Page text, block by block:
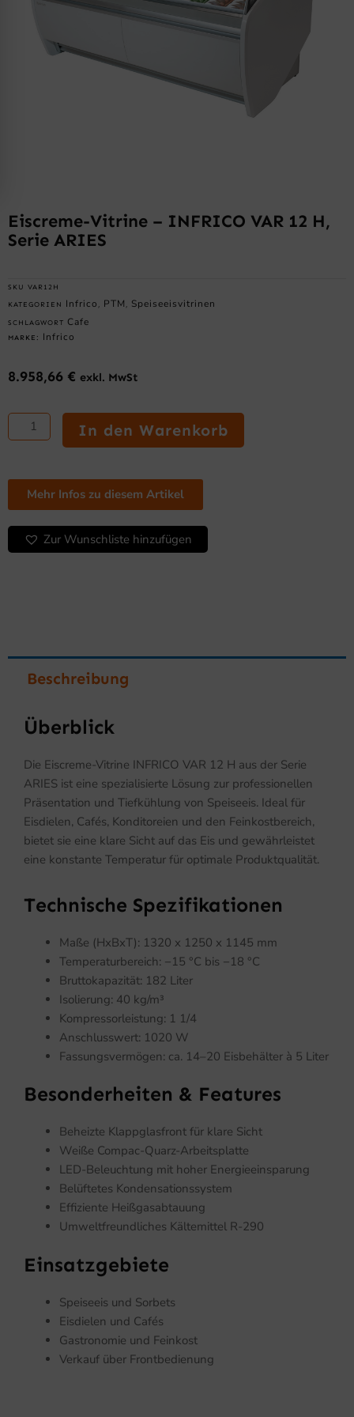
Eiscreme-Vitrine – INFRICO VAR 12 H,
Serie ARIES
SKU VAR12H
KATEGORIEN Infrico , PTM , Speiseeisvitrinen
SCHLAGWORT Cafe
MARKE: Infrico
8.958,66 € exkl. MwSt
Eiscreme-
Vitrine
–
VAR
H,
Serie
ARIES
In den Warenkorb
Mehr Infos zu diesem Artikel
Zur Wunschliste hinzufügen
Beschreibung
Überblick
Die Eiscreme-Vitrine INFRICO VAR 12 H aus der Serie
ARIES ist eine spezialisierte Lösung zur professionellen
Präsentation und Tiefkühlung von Speiseeis. Ideal für
Eisdielen, Cafés, Konditoreien und den Feinkostbereich,
bietet sie eine klare Sicht auf das Eis und gewährleistet
eine konstante Temperatur für optimale Produktqualität.
Technische Spezifikationen
Maße (HxBxT): 1320 x 1250 x 1145 mm
Temperaturbereich: −15 °C bis −18 °C
Bruttokapazität: 182 Liter
Isolierung: 40 kg/m³
Kompressorleistung: 1 1/4
Anschlusswert: 1020 W
Fassungsvermögen: ca. 14–20 Eisbehälter à 5 Liter
Besonderheiten & Features
Beheizte Klappglasfront für klare Sicht
Weiße Compac-Quarz-Arbeitsplatte
LED-Beleuchtung mit hoher Energieeinsparung
Belüftetes Kondensationssystem
Effiziente Heißgasabtauung
Umweltfreundliches Kältemittel R-290
Einsatzgebiete
Speiseeis und Sorbets
Eisdielen und Cafés
Gastronomie und Feinkost
Verkauf über Frontbedienung